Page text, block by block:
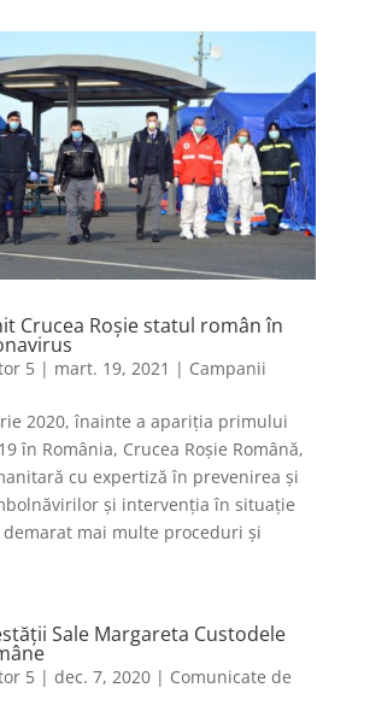
Crucea Roșie statul român în
5| mart. 19, 2021 | Campanii
2020, înainte a apariția primului
în România, Crucea Roșie Română,
cu expertiză în prevenirea și
și intervenția în situație
demarat mai multe proceduri și
Sale Margareta Custodele
5| dec. 7, 2020| Comunicate de